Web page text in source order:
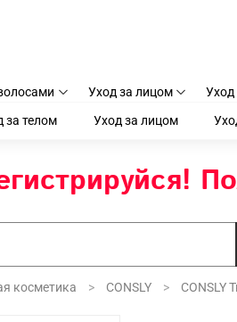
Уход за лицом Уход
за телом Уход за лицом
косметика CONSLY CONSLY